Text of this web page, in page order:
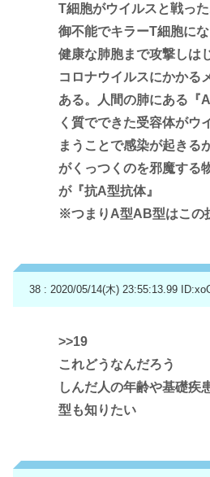
T細胞がウイルスと戦っ
御不能でキラーT細胞にな
健康な肺胞まで攻撃しは
コロナウイルスにかかる
ある。人間の肺にある『
く質でできた受容体がウ
まうことで感染が起きる
がくっつくのを邪魔する
が『抗A型抗体』
※つまりA型AB型はこの
38 : 2020/05/14(木) 23:55:13.99
>>19
これどうなんだろう
しんだ人の年齢や基礎疾
型も知りたい